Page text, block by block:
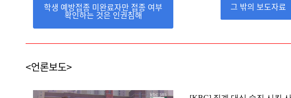
학생 예방접종 미완료자만 접종 여부
확인하는 것은 인권침해
그 밖의 보도자료
<언론보도>